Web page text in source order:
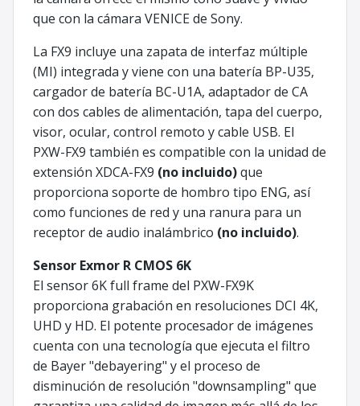
que con la cámara VENICE de Sony.
La FX9 incluye una zapata de interfaz múltiple
(MI) integrada y viene con una batería BP-U35,
cargador de batería BC-U1A, adaptador de CA
con dos cables de alimentación, tapa del cuerpo,
visor, ocular, control remoto y cable USB. El
PXW-FX9 también es compatible con la unidad de
extensión XDCA-FX9 (no incluido)que
proporciona soporte de hombro tipo ENG, así
como funciones de red y una ranura para un
receptor de audio inalámbrico (no incluido).
Sensor Exmor R CMOS 6K
El sensor 6K full frame del PXW-FX9K
proporciona grabación en resoluciones DCI 4K,
UHD y HD. El potente procesador de imágenes
cuenta con una tecnología que ejecuta el filtro
de Bayer "debayering" y el proceso de
disminución de resolución "downsampling" que